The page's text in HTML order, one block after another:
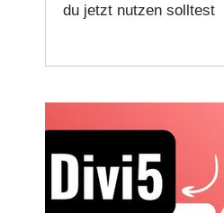
du jetzt nutzen solltest